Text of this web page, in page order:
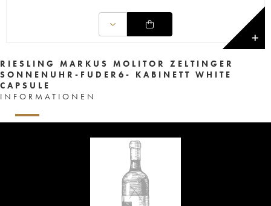
✕
RIESLING MARKUS MOLITOR ZELTINGER
SONNENUHR-FUDER6- KABINETT WHITE
CAPSULE
INFORMATIONEN